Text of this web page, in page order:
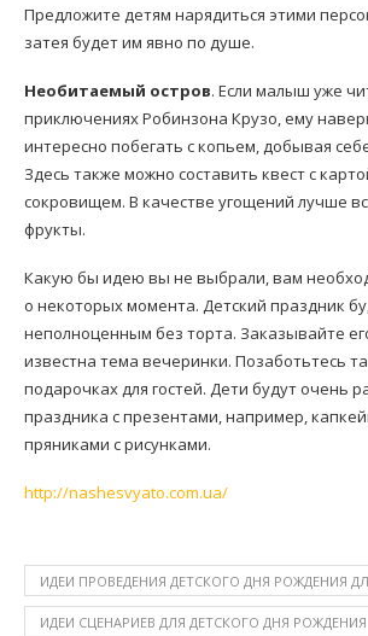
Предложите детям нарядиться этими
затея будет им явно по душе.
Необитаемый остров. Если малыш уже
приключениях Робинзона Крузо, ему
интересно побегать с копьем, добывая
Здесь также можно составить квест с
сокровищем. В качестве угощений лучше
фрукты.
Какую бы идею вы не выбрали, вам
о некоторых момента. Детский праздник
неполноценным без торта. Заказывайте
известна тема вечеринки. Позаботьтесь
подарочках для гостей. Дети будут очень
праздника с презентами, например,
пряниками с рисунками.
http://nashesvyato.com.ua/
ИДЕИ ПРОВЕДЕНИЯ ДЕТСКОГО ДНЯ РОЖДЕНИЯ
ИДЕИ СЦЕНАРИЕВ ДЛЯ ДЕТСКОГО ДНЯ РОЖДЕНИЯ